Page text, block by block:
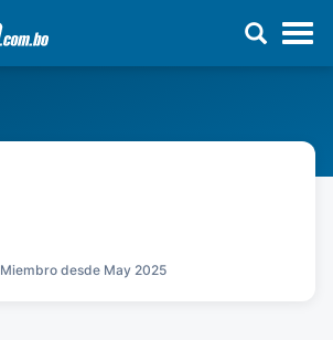
Miembro desde May 2025